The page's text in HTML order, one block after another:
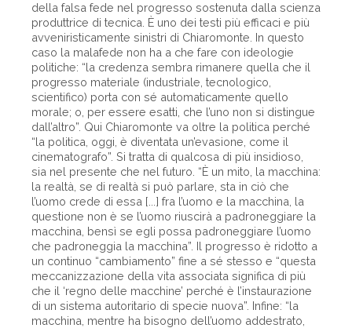
della falsa fede nel progresso sostenuta dalla scienza
produttrice di tecnica. È uno dei testi più efficaci e più
avveniristicamente sinistri di Chiaromonte. In questo
caso la malafede non ha a che fare con ideologie
politiche: “la credenza sembra rimanere quella che il
progresso materiale (industriale, tecnologico,
scientifico) porta con sé automaticamente quello
morale; o, per essere esatti, che l’uno non si distingue
dall’altro”. Qui Chiaromonte va oltre la politica perché
“la politica, oggi, è diventata un’evasione, come il
cinematografo”. Si tratta di qualcosa di più insidioso,
sia nel presente che nel futuro. “È un mito, la macchina:
la realtà, se di realtà si può parlare, sta in ciò che
l’uomo crede di essa [...] fra l’uomo e la macchina, la
questione non è se l’uomo riuscirà a padroneggiare la
macchina, bensì se egli possa padroneggiare l’uomo
che padroneggia la macchina”. Il progresso è ridotto a
un continuo “cambiamento” fine a sé stesso e “questa
meccanizzazione della vita associata significa di più
che il ‘regno delle macchine’ perché è l’instaurazione
di un sistema autoritario di specie nuova”. Infine: “la
macchina, mentre ha bisogno dell’uomo addestrato,